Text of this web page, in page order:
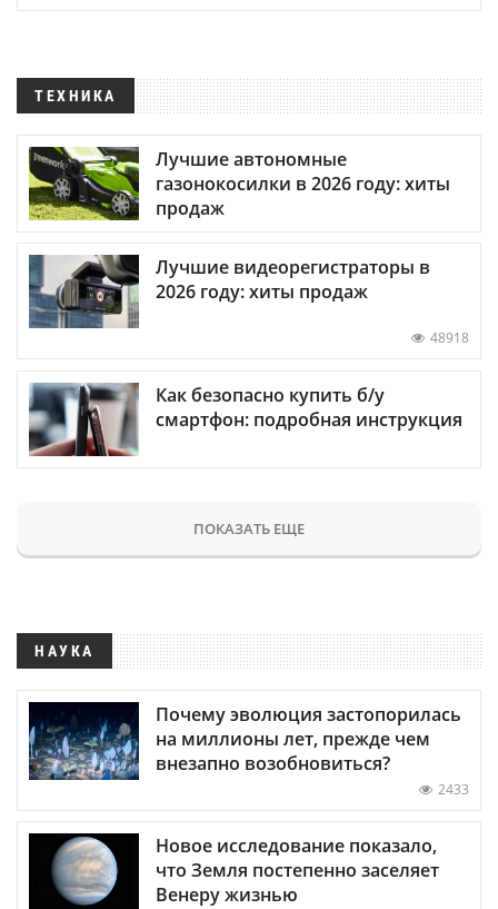
ТЕХНИКА
Лучшие автономные
газонокосилки в 2026 году: хиты
продаж
Лучшие видеорегистраторы в
2026 году: хиты продаж
48918
Как безопасно купить б/у
смартфон: подробная инструкция
ПОКАЗАТЬ ЕЩЕ
НАУКА
Почему эволюция застопорилась
на миллионы лет, прежде чем
внезапно возобновиться?
2433
Новое исследование показало,
что Земля постепенно заселяет
Венеру жизнью